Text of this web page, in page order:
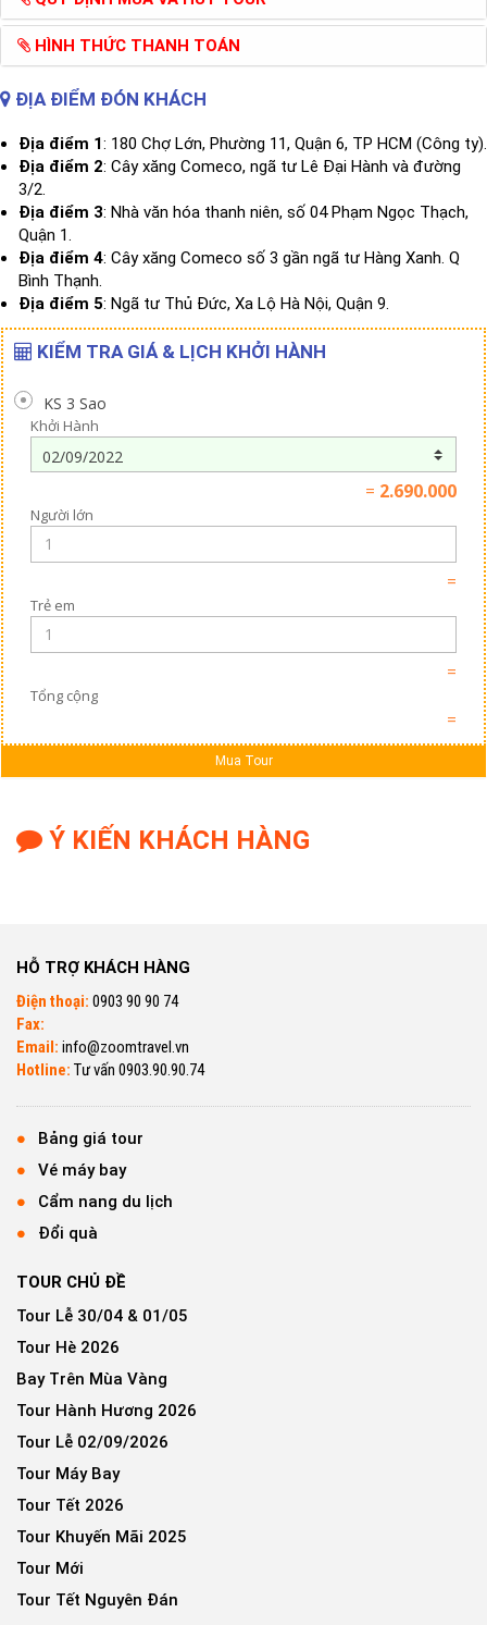
HÌNH THỨC THANH TOÁN
ĐỊA ĐIỂM ĐÓN KHÁCH
Địa điểm 1: 180 Chợ Lớn, Phường 11, Quận 6, TP HCM (Công ty).
Địa điểm 2: Cây xăng Comeco, ngã tư Lê Đại Hành và đường
3/2.
Địa điểm 3: Nhà văn hóa thanh niên, số 04 Phạm Ngọc Thạch,
Quận 1.
Địa điểm 4: Cây xăng Comeco số 3 gần ngã tư Hàng Xanh. Q
Bình Thạnh.
Địa điểm 5: Ngã tư Thủ Đức, Xa Lộ Hà Nội, Quận 9.
KIỂM TRA GIÁ & LỊCH KHỞI HÀNH
KS 3 Sao
Khởi Hành
= 2.690.000
Người lớn
=
Trẻ em
=
Tổng cộng
=
Mua Tour
Ý KIẾN KHÁCH HÀNG
HỖ TRỢ KHÁCH HÀNG
Điện thoại: 0903 90 90 74
Fax:
Email: info@zoomtravel.vn
Hotline: Tư vấn 0903.90.90.74
Bảng giá tour
Vé máy bay
Cẩm nang du lịch
Đổi quà
TOUR CHỦ ĐỀ
Tour Lễ 30/04 & 01/05
Tour Hè 2026
Bay Trên Mùa Vàng
Tour Hành Hương 2026
Tour Lễ 02/09/2026
Tour Máy Bay
Tour Tết 2026
Tour Khuyến Mãi 2025
Tour Mới
Tour Tết Nguyên Đán